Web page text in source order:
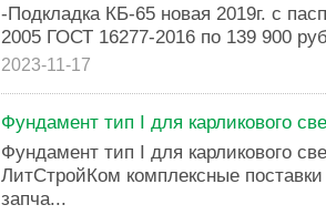
-Подкладка КБ-65 новая 2019г. с
2005 ГОСТ 16277-2016 по 139 900
2023-11-17
Фундамент тип I для карликового
Фундамент тип I для карликового
ЛитСтройКом комплексные
запча...